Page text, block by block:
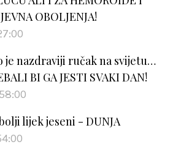
OBOLJENJA!
je nazdraviji ručak na svijetu…
BI GA JESTI SVAKI DAN!
lijek jeseni - DUNJA